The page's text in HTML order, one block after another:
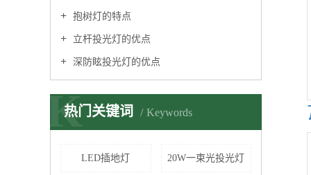
抱树灯的特点
立杆投光灯的优点
深防眩投光灯的优点
热门关键词 Keywords
K
LED插地灯 20W一束光投光灯